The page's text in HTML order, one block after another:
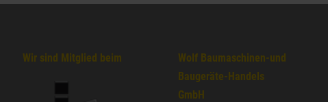
Wir sind Mitglied beim
Wolf Baumaschinen-und
Baugeräte-Handels
GmbH